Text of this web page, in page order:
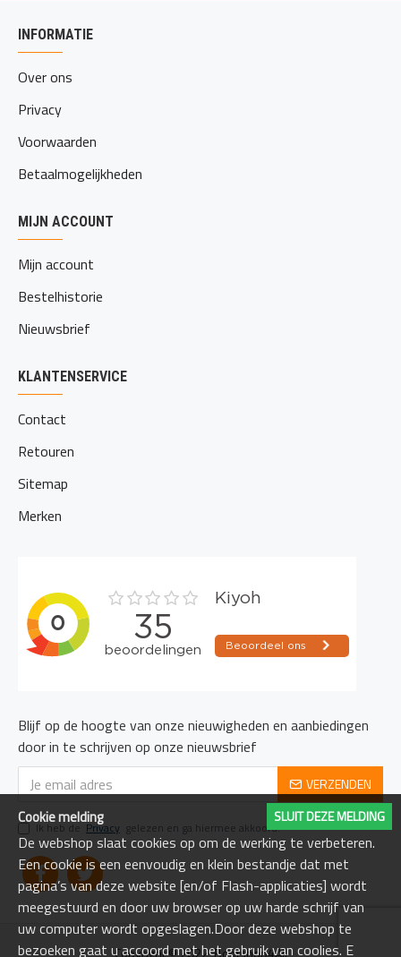
INFORMATIE
Over ons
Privacy
Voorwaarden
Betaalmogelijkheden
MIJN ACCOUNT
Mijn account
Bestelhistorie
Nieuwsbrief
KLANTENSERVICE
Contact
Retouren
Sitemap
Merken
Blijf op de hoogte van onze nieuwigheden en aanbiedingen
door in te schrijven op onze nieuwsbrief
VERZENDEN
Ik heb dePrivacy gelezen en ga hiermee akkoord.
Copyright © 2022, Bootshop4All
SLUIT DEZE MELDING
Cookie melding
De webshop slaat cookies op om de werking te verbeteren.
Een cookie is een eenvoudig en klein bestandje dat met
pagina’s van deze website [en/of Flash-applicaties] wordt
meegestuurd en door uw browser op uw harde schrijf van
uw computer wordt opgeslagen.Door deze webshop te
bezoeken gaat u accoord met het gebruik van coolies. E